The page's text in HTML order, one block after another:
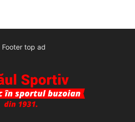
Footer top ad